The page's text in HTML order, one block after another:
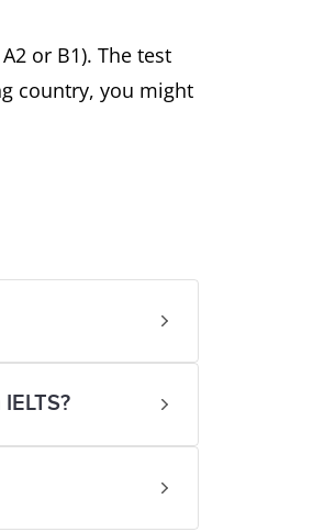
or B1). The test
country, you might